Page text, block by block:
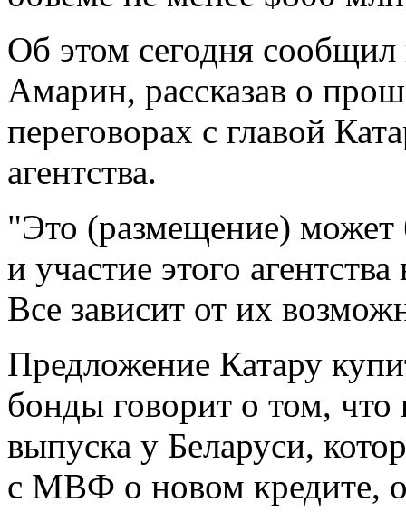
Об этом сегодня
Амарин, рассказав о
переговорах с главой
агентства.
"Это (размещение) может
и участие этого
Все зависит от их
Предложение Катару
бонды говорит о том,
выпуска у Беларуси,
с МВФ о новом кредите,